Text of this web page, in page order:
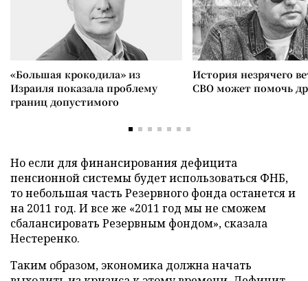
«Большая крокодила» из
Израиля показала проблему
границ допустимого
История незрячего
СВО может помочь
Но если для финансирования дефицита
пенсионной системы будет использоваться ФНБ,
то небольшая часть Резервного фонда останется и
на 2011 год. И все же «2011 год мы не сможем
сбалансировать Резервным фондом», сказала
Нестеренко.
Таким образом, экономика должна начать